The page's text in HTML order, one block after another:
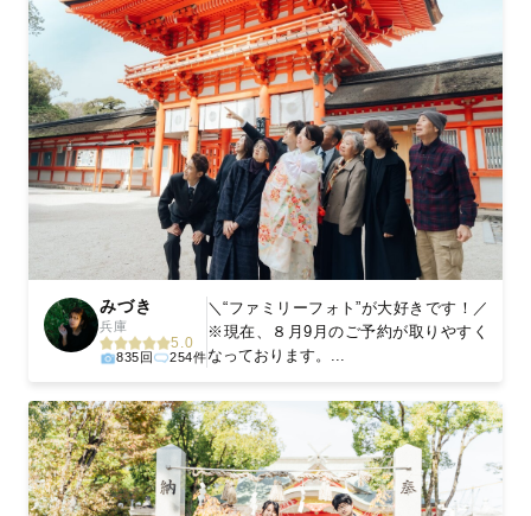
みづき
兵庫
5.0
835回 254件
＼“ファミリーフォト”が大好きです！／
※現在、８月9月のご予約が取りやすく
なっております。...